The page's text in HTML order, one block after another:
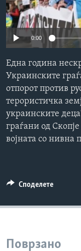
ИНТЕРВЈУА
Јазици
0:00
Една година
Украинските
отпорот против
терористичка
украинските
граѓани од
војната со нивна
Споделете
Поврзано